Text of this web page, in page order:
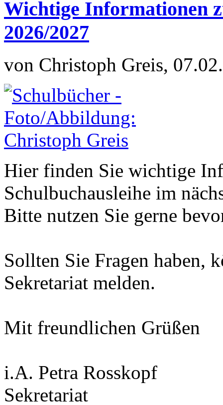
Wichtige Informationen
2026/2027
von Christoph Greis,
Hier finden Sie wichtige
Schulbuchausleihe im
Bitte nutzen Sie gerne
Sollten Sie Fragen haben,
Sekretariat melden.
Mit freundlichen Grüßen
i.A. Petra Rosskopf
Sekretariat